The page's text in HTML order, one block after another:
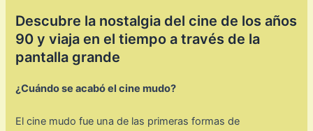
Descubre la nostalgia del cine de los años
90 y viaja en el tiempo a través de la
pantalla grande
¿Cuándo se acabó el cine mudo?
El cine mudo fue una de las primeras formas de